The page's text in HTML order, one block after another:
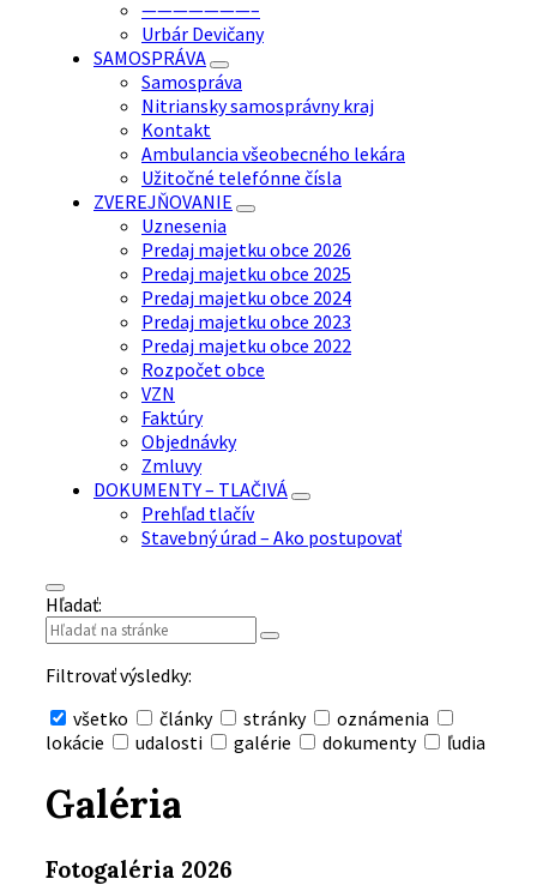
———————–
Urbár Devičany
SAMOSPRÁVA
Samospráva
Nitriansky samosprávny kraj
Kontakt
Ambulancia všeobecného lekára
Užitočné telefónne čísla
ZVEREJŇOVANIE
Uznesenia
Predaj majetku obce 2026
Predaj majetku obce 2025
Predaj majetku obce 2024
Predaj majetku obce 2023
Predaj majetku obce 2022
Rozpočet obce
VZN
Faktúry
Objednávky
Zmluvy
DOKUMENTY – TLAČIVÁ
Prehľad tlačív
Stavebný úrad – Ako postupovať
Hľadať:
Filtrovať výsledky:
všetko
články stránky
oznámenia
lokácie
udalosti galérie dokumenty ľudia
vyhľadávanie
Galéria
Fotogaléria 2026